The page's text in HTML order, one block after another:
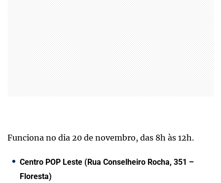
Funciona no dia 20 de novembro, das 8h às 12h.
Centro POP Leste (Rua Conselheiro Rocha, 351 –
Floresta)